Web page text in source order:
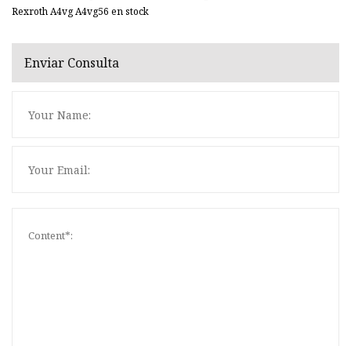
Rexroth A4vg A4vg56 en stock
Enviar Consulta